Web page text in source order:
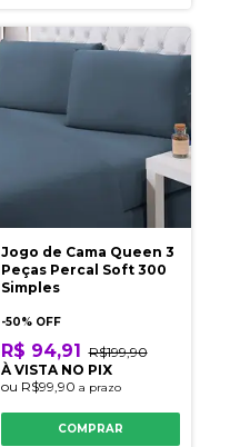
Jogo de Cama Queen 3
Peças Percal Soft 300
Simples
-50% OFF
R$ 94,91
R$199,90
À VISTA NO PIX
ou R$99,90 a prazo
COMPRAR